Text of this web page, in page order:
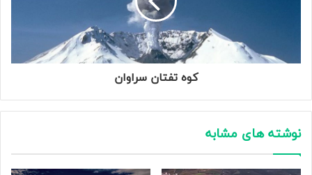
کوه تفتان سراوان
نوشته های مشابه